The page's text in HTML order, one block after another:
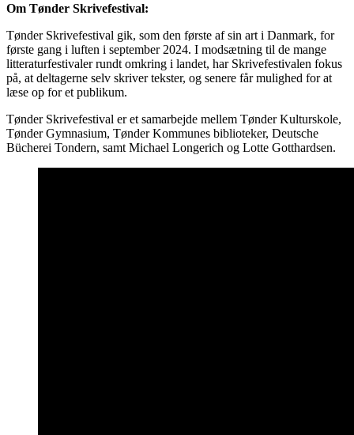
Om Tønder Skrivefestival:
Tønder Skrivefestival gik, som den første af sin art i Danmark, for
første gang i luften i september 2024. I modsætning til de mange
litteraturfestivaler rundt omkring i landet, har Skrivefestivalen fokus
på, at deltagerne selv skriver tekster, og senere får mulighed for at
læse op for et publikum.
Tønder Skrivefestival er et samarbejde mellem Tønder Kulturskole,
Tønder Gymnasium, Tønder Kommunes biblioteker, Deutsche
Bücherei Tondern, samt Michael Longerich og Lotte Gotthardsen.